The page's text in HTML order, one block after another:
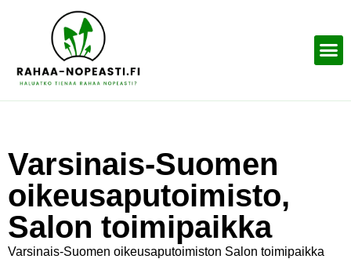
Varsinais-Suomen
oikeusaputoimisto,
Salon toimipaikka
Varsinais-Suomen oikeusaputoimiston Salon toimipaikka